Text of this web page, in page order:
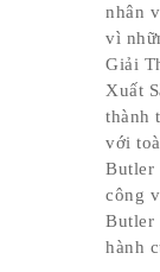
nhân
vì
Giải
Xuất
thành
với
Butler
công
Butler
hành